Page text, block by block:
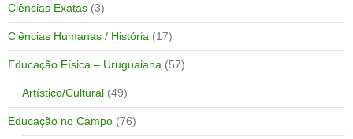
Ciências Exatas (3)
Ciências Humanas / História (17)
Educação Física – Uruguaiana (57)
Artístico/Cultural (49)
Educação no Campo (76)